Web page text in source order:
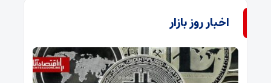
اخبار روز بازار